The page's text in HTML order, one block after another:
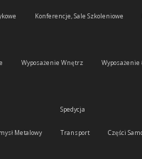
Konferencje, Sale Szkoleniowe
Wyposażenie Wnętrz
Metalowy
Spedycja
Transport Części